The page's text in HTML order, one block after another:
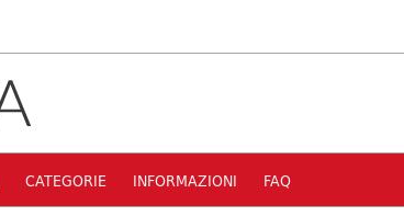
CATEGORIE INFORMAZIONI FAQ